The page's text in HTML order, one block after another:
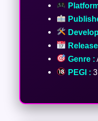
Genre :
PEGI : 3